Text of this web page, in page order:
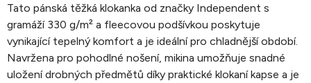
Tato pánská těžká klokanka od značky Independent s
gramáží 330 g/m² a fleecovou podšívkou poskytuje
vynikající tepelný komfort a je ideální pro chladnější období.
Navržena pro pohodlné nošení, mikina umožňuje snadné
uložení drobných předmětů díky praktické klokaní kapse a je